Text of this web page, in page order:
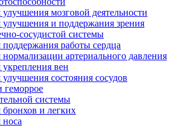
улучшения мозговой деятельности
улучшения и поддержания зрения
сосудистой системы
поддержания работы сердца
нормализации артериального давления
укрепления вен
улучшения состояния сосудов
геморрое
системы
бронхов и легких
носа